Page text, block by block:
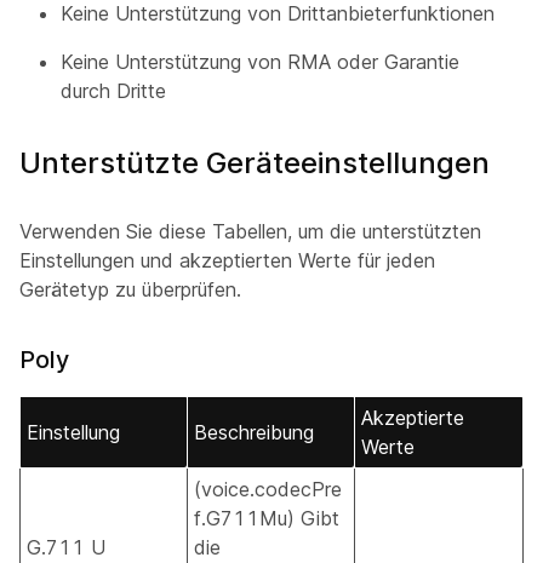
Keine Unterstützung von Drittanbieterfunktionen
Keine Unterstützung von RMA oder Garantie
durch Dritte
Unterstützte Geräteeinstellungen
Verwenden Sie diese Tabellen, um die unterstützten
Einstellungen und akzeptierten Werte für jeden
Gerätetyp zu überprüfen.
Poly
Einstellung Beschreibung
Akzeptierte
Werte
G.711 U
(voice.codecPre
f.G711Mu) Gibt
die